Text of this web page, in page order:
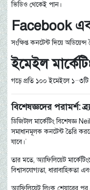
ভিডিও থেকেই পান।
Facebook
সংক্ষিপ্ত কনটেন্ট দিয়ে
ইমেইল
গড়ে প্রতি ১০০ ইমেইলে ১–৩টি
বিশেষজ্ঞদের পরামর্শ:
ডিজিটাল মার্কেটিং বিশেষজ্ঞ
সমাধানমূলক কনটেন্ট তৈরি
যাবে।”
তার মতে, অ্যাফিলিয়েট
বিশ্বাসযোগ্যতা, ধারাবাহিকতা